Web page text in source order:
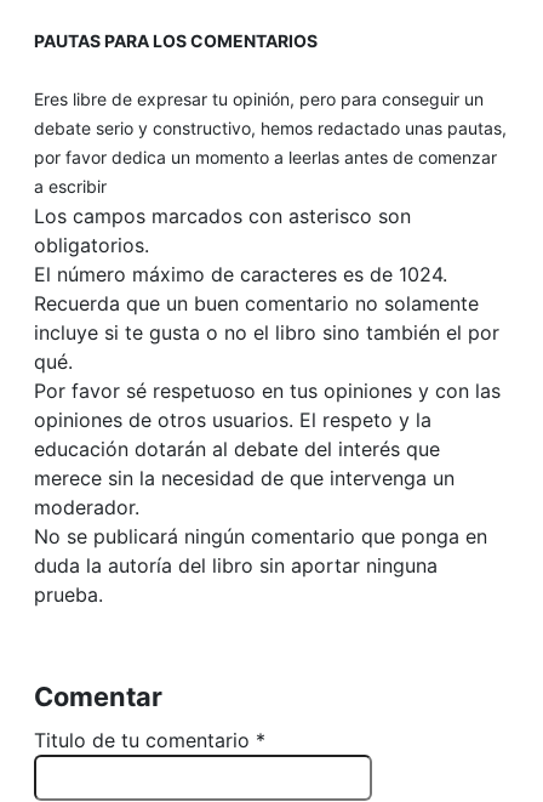
PAUTAS PARA LOS COMENTARIOS
Eres libre de expresar tu opinión, pero para conseguir un
debate serio y constructivo, hemos redactado unas pautas,
por favor dedica un momento a leerlas antes de comenzar
a escribir
Los campos marcados con asterisco son
obligatorios.
El número máximo de caracteres es de 1024.
Recuerda que un buen comentario no solamente
incluye si te gusta o no el libro sino también el por
qué.
Por favor sé respetuoso en tus opiniones y con las
opiniones de otros usuarios. El respeto y la
educación dotarán al debate del interés que
merece sin la necesidad de que intervenga un
moderador.
No se publicará ningún comentario que ponga en
duda la autoría del libro sin aportar ninguna
prueba.
Comentar
Titulo de tu comentario *